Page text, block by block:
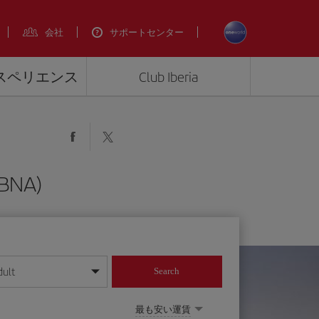
会社 サポートセンター
ペリエンス Club Iberia
ください
Search
最も安い運賃